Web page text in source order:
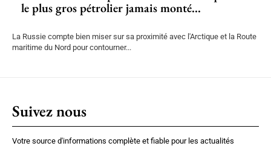
le plus gros pétrolier jamais monté...
La Russie compte bien miser sur sa proximité avec l'Arctique et la Route
maritime du Nord pour contourner...
Suivez nous
Votre source d'informations complète et fiable pour les actualités